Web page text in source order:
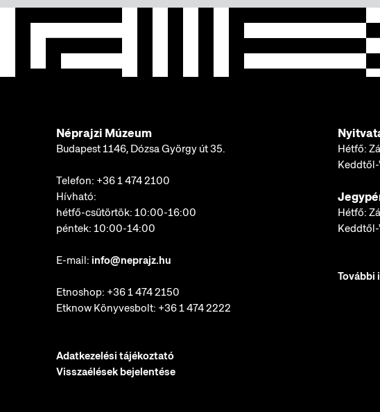
Néprajzi Múzeum
Budapest 1146, Dózsa György út 35.
Telefon: +36 1 474 2100
Hívható:
hétfő-csütörtök: 10:00-16:00
péntek: 10:00-14:00
E-mail: info@neprajz.hu
Etnoshop: +36 1 474 2150
Etknow Könyvesbolt: +36 1 474 2222
Adatkezelési tájékoztató
Visszaélések bejelentése
Hétfő:
Hétfő:
További